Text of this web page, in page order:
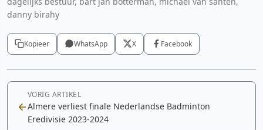
danny birahy
Kopieer WhatsApp X Facebook
VORIG ARTIKEL
Almere verliest finale Nederlandse Badminton
Eredivisie 2023-2024